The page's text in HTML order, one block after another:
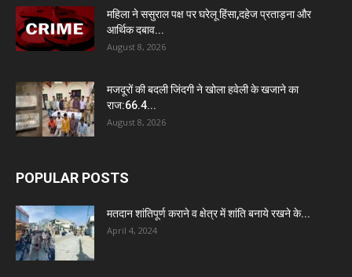
महिला ने ससुराल पक्ष पर घरेलू हिंसा,दहेज प्रताड़ना और
आर्थिक दबाव...
August 8, 2026
मजदूरों की बदली जिंदगी ने खोला हवेली के खजाने का
राज:66.4...
August 8, 2026
POPULAR POSTS
मतदान शांतिपूर्ण कराने व क्षेत्र में शांति बनाये रखने के...
April 4, 2024